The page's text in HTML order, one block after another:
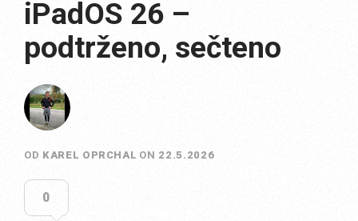
iPadOS 26 –
podtrženo, sečteno
OD KAREL OPRCHAL ON 22.5.2026
0